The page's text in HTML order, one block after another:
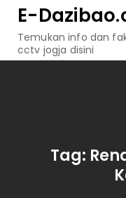
content
E-
Temukan info dan
cctv jogja disini
Tag: